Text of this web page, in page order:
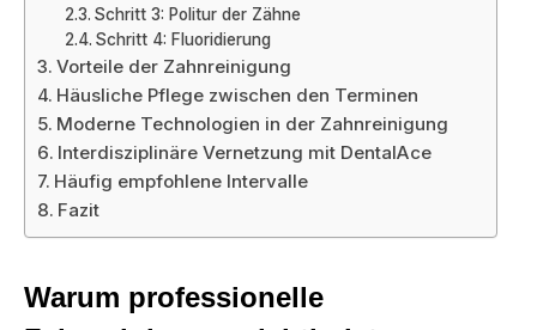
Schritt 3: Politur der Zähne
Schritt 4: Fluoridierung
Vorteile der Zahnreinigung
Häusliche Pflege zwischen den Terminen
Moderne Technologien in der Zahnreinigung
Interdisziplinäre Vernetzung mit DentalAce
Häufig empfohlene Intervalle
Fazit
Warum professionelle